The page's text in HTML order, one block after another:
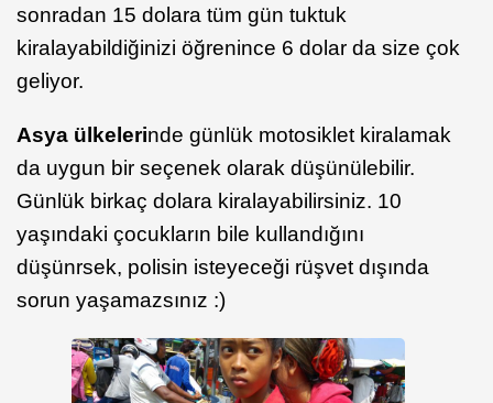
sonradan 15 dolara tüm gün tuktuk
kiralayabildiğinizi öğrenince 6 dolar da size çok
geliyor.
Asya ülkelerinde günlük motosiklet kiralamak
da uygun bir seçenek olarak düşünülebilir.
Günlük birkaç dolara kiralayabilirsiniz. 10
yaşındaki çocukların bile kullandığını
düşünrsek, polisin isteyeceği rüşvet dışında
sorun yaşamazsınız :)